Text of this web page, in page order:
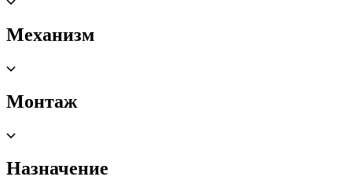
Механизм
Монтаж
Назначение